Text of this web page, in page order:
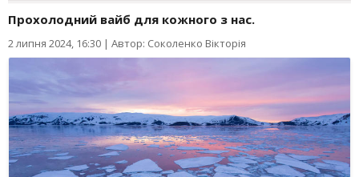
Прохолодний вайб для кожного з нас.
2 липня 2024, 16:30 | Автор: Соколенко Вікторія